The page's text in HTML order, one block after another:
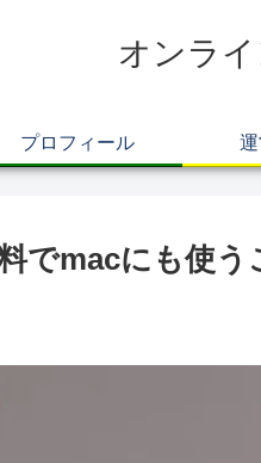
オンラ
プロフィール
でmacにも使う